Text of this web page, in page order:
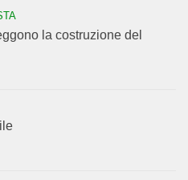
la costruzione del